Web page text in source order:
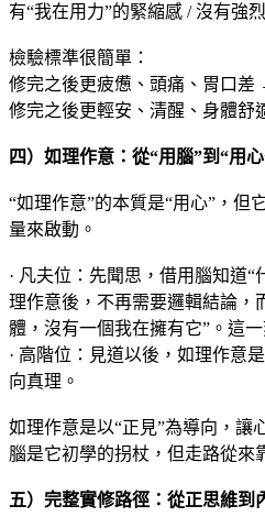
有“我在用力”的緊縮感 / 沒有強
檢驗標準很簡單：
修完之後更疲憊、頭痛、胃口差
修完之後更輕安、清醒、身體舒
四）如理作意：從“用腦”到“用
“如理作意”的本質是“用心”，但
量來啟動。
· 凡夫位：先聞思，借用腦知道“
理作意後，不再需要邏輯結論，
體，沒有一個我在擁有它”。這
· 高階位：見道以後，如理作意
向真理。
如理作意是以“正見”為導向，讓
腦是它初學的拐杖，但走路從來
五）完整實修路徑：從正思維到